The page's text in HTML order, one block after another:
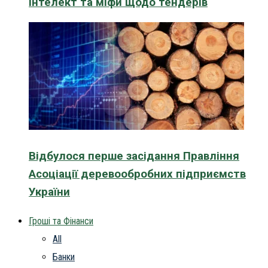
Відбулося перше засідання Правління
Асоціації деревообробних підприємств
України
Гроші та Фінанси
All
Банки